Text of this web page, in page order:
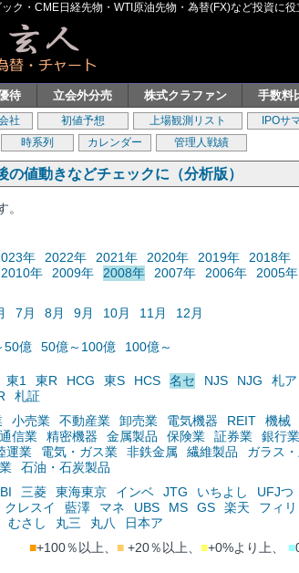
ク・CME日経先物・WTI原油先物・為替(FX)など投資に
待 立会外分売 株式クラファン 手数料
社 初値予想 上場観測リスト
IPOサ
時系列 カレンダー 管理人戦績
の値動きなどチェックに（分析版）
年 2022年 2021年 2020年 2019年 2018年
2010年 2009年 2008年 2007年 2006年 2005年
7月 8月 9月 10月 11月 12月
50億 50億～100億 100億～
東1 東R HCG 東S HCS 名セ NJS NJG 札ア
札証
小売業 不動産業 卸売業 電気機器 REIT 機械
通信業 精密機器 金属製品 保険業 証券業 銀行業
運業 電気・ガス業 非鉄金属 繊維製品 ガラス
石油・石炭製品
三菱 東海東京 インベ JTG いちよし UFJつ
クレスイ 藍澤 マネ UBS MS GS 楽天 フィリ
むさし 丸三 丸八
日本ア
■+100％以上、 ■+20％以上、 ■+0%より上、 ■